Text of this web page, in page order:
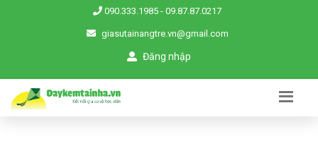
090.333.1985 - 09.87.87.0217
giasutainangtre.vn@gmail.com
Đăng nhập